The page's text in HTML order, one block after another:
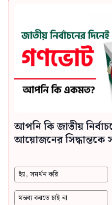
আপনি কি জাতীয়
আয়োজনের সিদ্ধান্তকে
হ্যাঁ, সমর্থন করি
মন্তব্য করতে চাই না